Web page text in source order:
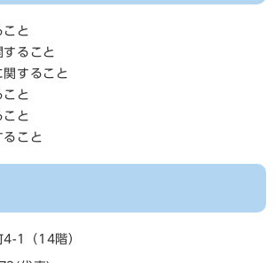
こと
すること
関すること
こと
こと
ること
1（14階）